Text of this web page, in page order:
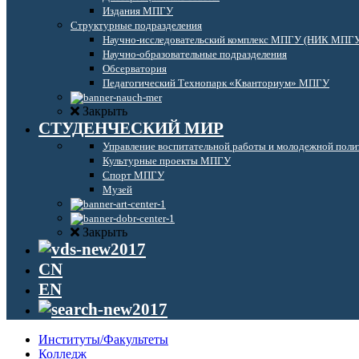
Издания МПГУ
Структурные подразделения
Научно-исследовательский комплекс МПГУ (НИК
Научно-образовательные подразделения
Обсерватория
Педагогический Технопарк «Кванториум» МПГУ
Закрыть
СТУДЕНЧЕСКИЙ МИР
Управление воспитательной работы и молодежной
Культурные проекты МПГУ
Спорт МПГУ
Музей
Закрыть
CN
EN
Институты/Факультеты
Колледж